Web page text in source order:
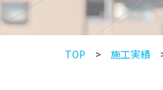
TOP 施工実績